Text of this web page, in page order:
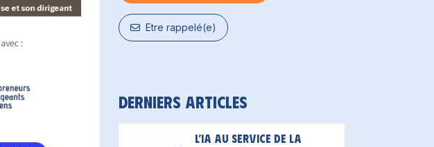
Etre rappelé(e)
Derniers articles
L’IA au service de la